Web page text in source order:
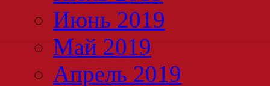
Июнь 2019
Май 2019
Апрель 2019